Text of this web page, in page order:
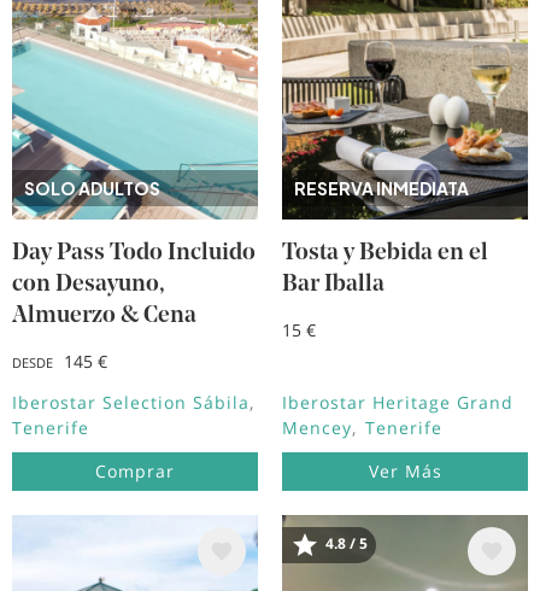
SOLO ADULTOS
Day Pass Todo Incluido
con Desayuno,
Almuerzo & Cena
DESDE
145 €
Iberostar Selection Sábila
Tenerife
Comprar
RESERVA INMEDIATA
Tosta y Bebida en el
Bar Iballa
15 €
Iberostar Heritage Grand
Mencey
Tenerife
Ver Más
Image Image
4.8 / 5